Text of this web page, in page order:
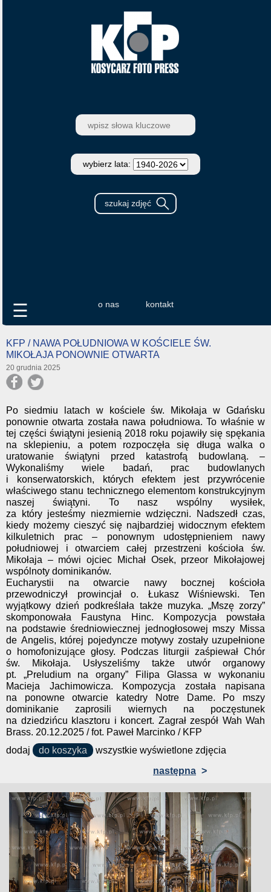
wybierz lata:
o nas kontakt
☰
KFP / NAWA POŁUDNIOWA W KOŚCIELE ŚW.
MIKOŁAJA PONOWNIE OTWARTA
20 grudnia 2025
Po siedmiu latach w kościele św. Mikołaja w Gdańsku
ponownie otwarta została nawa południowa. To właśnie w
tej części świątyni jesienią 2018 roku pojawiły się spękania
na sklepieniu, a potem rozpoczęła się długa walka o
uratowanie świątyni przed katastrofą budowlaną. –
Wykonaliśmy wiele badań, prac budowlanych
i konserwatorskich, których efektem jest przywrócenie
właściwego stanu technicznego elementom konstrukcyjnym
naszej świątyni. To nasz wspólny wysiłek,
za który jesteśmy niezmiernie wdzięczni. Nadszedł czas,
kiedy możemy cieszyć się najbardziej widocznym efektem
kilkuletnich prac – ponownym udostępnieniem nawy
południowej i otwarciem całej przestrzeni kościoła św.
Mikołaja – mówi ojciec Michał Osek, przeor Mikołajowej
wspólnoty dominikanów.
Eucharystii na otwarcie nawy bocznej kościoła
przewodniczył prowincjał o. Łukasz Wiśniewski. Ten
wyjątkowy dzień podkreślała także muzyka. „Mszę zorzy”
skomponowała Faustyna Hinc. Kompozycja powstała
na podstawie średniowiecznej jednogłosowej mszy Missa
de Angelis, której pojedyncze motywy zostały uzupełnione
o homofonizujące głosy. Podczas liturgii zaśpiewał Chór
św. Mikołaja. Usłyszeliśmy także utwór organowy
pt. „Preludium na organy” Filipa Glassa w wykonaniu
Macieja Jachimowicza. Kompozycja została napisana
na ponowne otwarcie katedry Notre Dame. Po mszy
dominikanie zaprosili wiernych na poczęstunek
na dziedzińcu klasztoru i koncert. Zagrał zespół Wah Wah
Brass. 20.12.2025 / fot. Paweł Marcinko / KFP
dodaj
do koszyka
wszystkie wyświetlone zdjęcia
następna >